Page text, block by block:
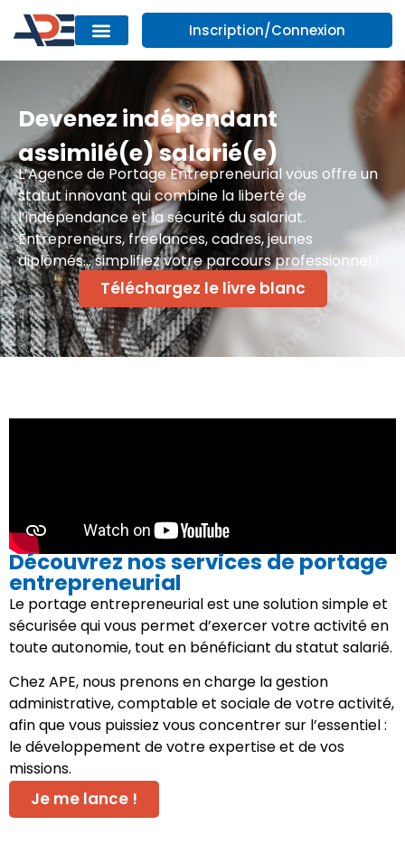
Inscription/Connexion
Devenez indépendant
assimilé(e) salarié(e)
L’Agence de Portage Entrepreneurial vous offre un
statut innovant qui combine la liberté de
l’indépendance et la sécurité du salariat.
Entrepreneurs, freelances, cadres, jeunes
diplômés… simplifiez votre parcours professionnel !
Téléchargez le livre blanc
Découvrez nos services de portage
entrepreneurial
Le portage entrepreneurial est une solution simple et
sécurisée qui vous permet d’exercer votre activité en
toute autonomie, tout en bénéficiant du statut salarié.
Chez APE, nous prenons en charge la gestion
administrative, comptable et sociale de votre activité,
afin que vous puissiez vous concentrer sur l’essentiel :
le développement de votre expertise et de vos
missions.
Je me lance !